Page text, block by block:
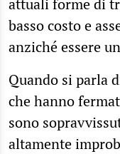
basso costo e
anziché essere
Quando si parla
che hanno
sono
altamente